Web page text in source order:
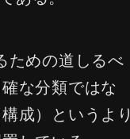
ための道しるべ
な分類ではな
成）というより